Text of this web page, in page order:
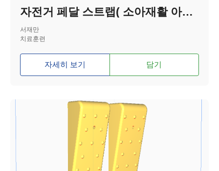
자전거 페달 스트랩( 소아재활 아이를 위한 )
서재만
치료훈련
자세히 보기 담기